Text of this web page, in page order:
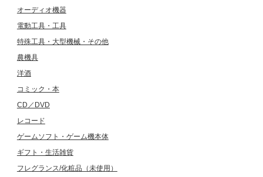
オーディオ機器
電動工具・工具
特殊工具・大型機械・その他
農機具
洋酒
コミック・本
CD／DVD
レコード
ゲームソフト・ゲーム機本体
ギフト・生活雑貨
フレグランス/化粧品（未使用）